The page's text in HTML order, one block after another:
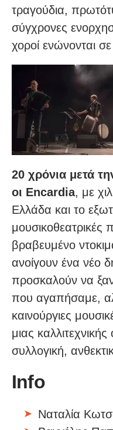
τραγούδια,
σύγχρονες
χοροί ενώνονται
20 χρόνια μετά
οι Encardia, με
Ελλάδα και το
μουσικοθεατρικές
βραβευμένο
ανοίγουν ένα νέο
προσκαλούν να
που αγαπήσαμε,
καινούργιες
μιας
συλλογική,
Info
Ναταλία